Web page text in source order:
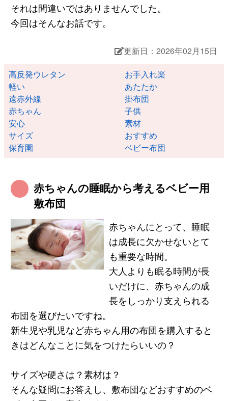
それは間違いではありませんでした。
今回はそんなお話です。
更新日：2026年02月15日
高反発ウレタン
お手入れ楽
軽い
あたたか
遠赤外線
掛布団
赤ちゃん
子供
安心
素材
サイズ
おすすめ
保育園
ベビー布団
赤ちゃんの睡眠から考えるベビー用
敷布団
赤ちゃんにとって、睡眠
は成長に欠かせないとて
も重要な時間。
大人よりも眠る時間が長
いだけに、赤ちゃんの成
長をしっかり支えられる
布団を選びたいですね。
新生児や乳児など赤ちゃん用の布団を購入すると
きはどんなことに気をつけたらいいの？
サイズや硬さは？素材は？
そんな疑問にお答えし、敷布団などおすすめのベ